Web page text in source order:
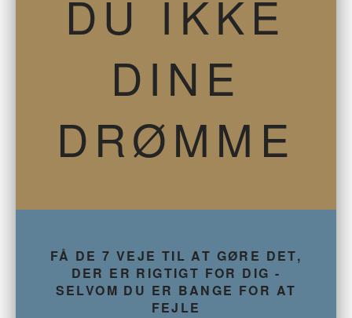
DU IKKE
DINE
DRØMME
FÅ DE 7 VEJE TIL AT GØRE DET,
DER ER RIGTIGT FOR DIG -
SELVOM DU ER BANGE FOR AT
FEJLE